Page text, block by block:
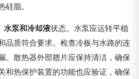
脂。
水泵和冷却液状态。水泵应运转平稳
品质符合要求。检查冷板与水路的连
。散热器外部翅片应保持清洁，确保
和热保护装置的功能也应验证，确保